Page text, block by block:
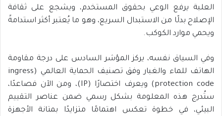
العلبة يرفع الوعي بحقوق المستخدم، ويشجع على ثقافة
الإصلاح بدلًا من الاستبدال السريع، وهو ما يُعتبر أكثر استدامةً
ويحمي موارد الكوكب.
وفي السياق نفسه، يركز المؤشر السادس على درجة مقاومة
الهاتف للماء والغبار وفق تصنيف الحماية العالمي (ingress
protection code) ويعرف اختصارًا (IP)، ومن الآن فصاعدًا،
ستُدرج هذه المعلومة بشكل رسمي ضمن عناصر التقييم
البيئي، في خطوة تعكس اهتمامًا متزايدًا بمتانة الأجهزة